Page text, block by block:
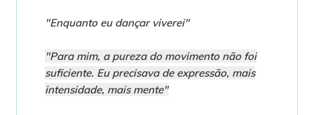
"Enquanto eu dançar viverei"
"Para mim, a pureza do movimento não foi
suficiente. Eu precisava de expressão, mais
intensidade, mais mente"